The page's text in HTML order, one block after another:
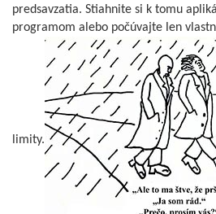
predsavzatia. Stiahnite si k tomu
programom alebo počúvajte len
limity.